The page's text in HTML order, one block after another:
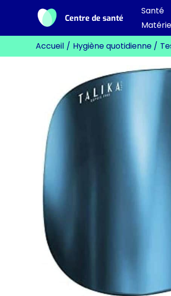
contenu
Centre de santé
Santé
Accueil Hygiène quotidienne